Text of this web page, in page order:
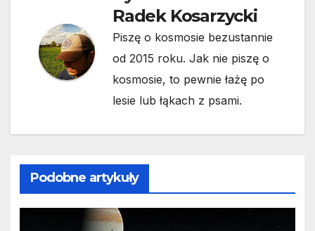
Radek Kosarzycki
Piszę o kosmosie bezustannie
od 2015 roku. Jak nie piszę o
kosmosie, to pewnie łażę po
lesie lub łąkach z psami.
Podobne artykuły